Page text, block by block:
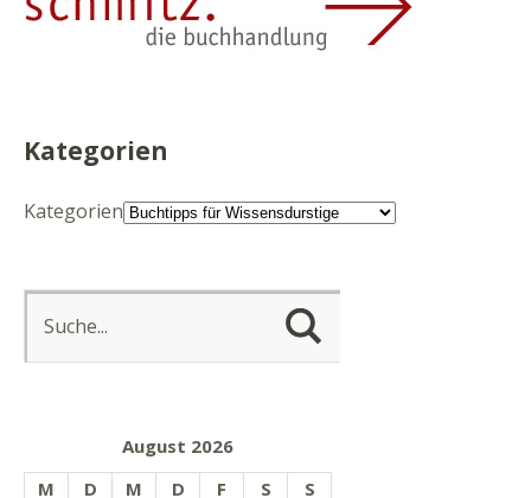
Kategorien
Kategorien
August 2026
M
D M D F S S